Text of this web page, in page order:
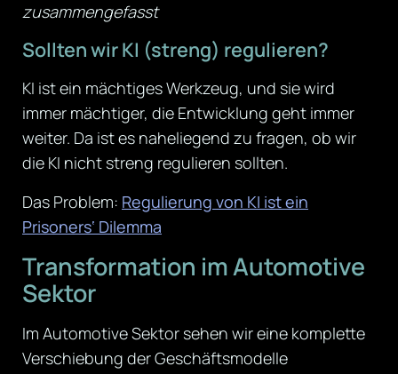
zusammengefasst
Sollten wir KI (streng) regulieren?
KI ist ein mächtiges Werkzeug, und sie wird
immer mächtiger, die Entwicklung geht immer
weiter. Da ist es naheliegend zu fragen, ob wir
die KI nicht streng regulieren sollten.
Das Problem: Regulierung von KI ist ein
Prisoners‘ Dilemma
Transformation im Automotive
Sektor
Im Automotive Sektor sehen wir eine komplette
Verschiebung der Geschäftsmodelle